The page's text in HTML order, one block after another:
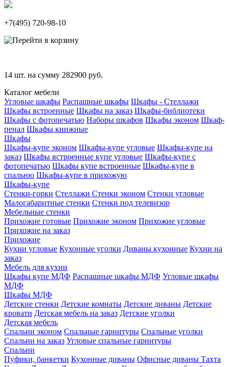
+7(495) 720-98-10
14 шт. на сумму 282900 руб.
Каталог мебели
Угловые шкафы Распашные шкафы Шкафы - Стеллажи
Шкафы встроенные Шкафы на заказ Шкафы-библиотеки
Шкафы с фотопечатью Наборы шкафов Шкафы эконом Шкаф-
пенал Шкафы книжные
Шкафы
Шкафы-купе эконом Шкафы-купе угловые Шкафы-купе на
заказ Шкафы встроенные купе угловые Шкафы-купе с
фотопечатью Шкафы купе встроенные Шкафы-купе в
спальню Шкафы-купе в прихожую
Шкафы-купе
Стенки-горки Стеллажи Стенки эконом Стенки угловые
Малогабаритные стенки Стенки под телевизор
Мебельные стенки
Прихожие готовые Прихожие эконом Прихожие угловые
Прихожие на заказ
Прихожие
Кухни угловые Кухонные уголки Диваны кухонные Кухни на
заказ
Мебель для кухни
Шкафы купе МДФ Распашные шкафы МДФ Угловые шкафы
МДФ
Шкафы МДФ
Детские стенки Детские комнаты Детские диваны Детские
кровати Детская мебель на заказ Детские уголки
Детская мебель
Спальни эконом Спальные гарнитуры Спальные уголки
Спальни на заказ Угловые спальные гарнитуры
Спальни
Пуфики, банкетки Кухонные диваны Офисные диваны Тахта